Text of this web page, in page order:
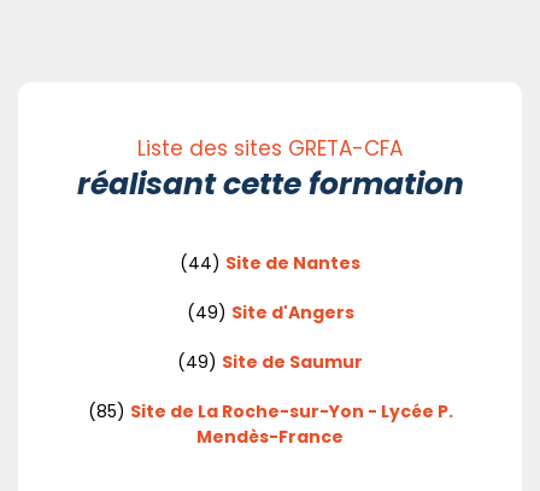
Liste des sites GRETA-CFA
réalisant cette formation
(44) Site de Nantes
(49) Site d'Angers
(49) Site de Saumur
(85) Site de La Roche-sur-Yon - Lycée P.
Mendès-France